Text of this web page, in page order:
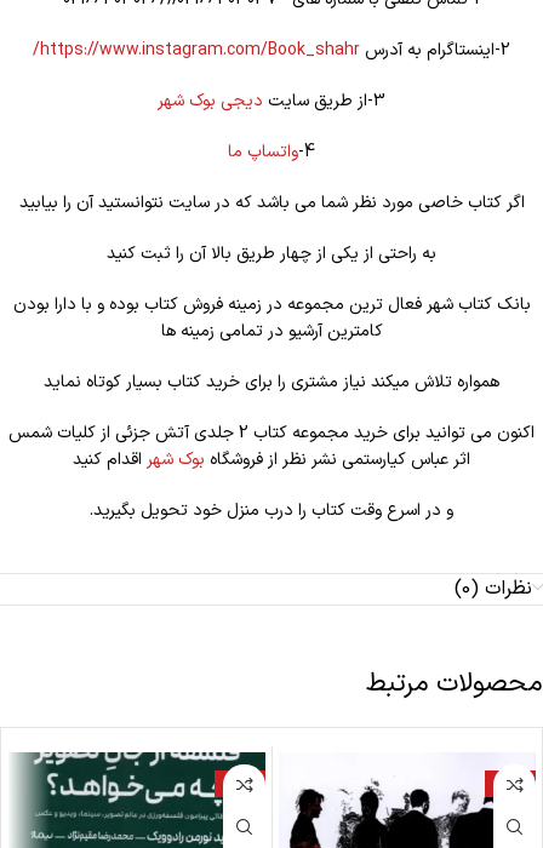
2-اینستاگرام به آدرس
https://www.instagram.com/Book_shahr/
3-از طریق سایت
دیجی بوک شهر
4- واتساپ ما
اگر کتاب خاصی مورد نظر شما می باشد که در سایت نتوانستید آن را بیابید
به راحتی از یکی از چهار طریق بالا آن را ثبت کنید
بانک کتاب شهر فعال ترین مجموعه در زمینه فروش کتاب بوده و با دارا بودن
کامترین آرشیو در تمامی زمینه ها
همواره تلاش میکند نیاز مشتری را برای خرید کتاب بسیار کوتاه نماید
اکنون می توانید برای خرید مجموعه کتاب 2 جلدی آتش جزئی از کلیات شمس
اثر عباس کیارستمی نشر نظر از فروشگاه بوک شهر اقدام کنید
و در اسرع وقت کتاب را درب منزل خود تحویل بگیرید.
نظرات (0)
محصولات مرتبط
-18%
-18%